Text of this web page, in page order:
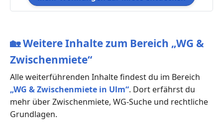
🏡Weitere Inhalte zum Bereich „WG &
Zwischenmiete“
Alle weiterführenden Inhalte findest du im Bereich
„WG & Zwischenmiete in Ulm“. Dort erfährst du
mehr über Zwischenmiete, WG-Suche und rechtliche
Grundlagen.